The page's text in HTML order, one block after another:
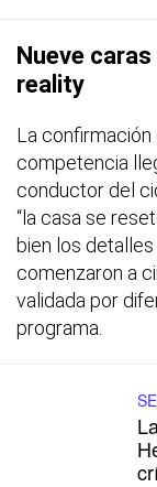
Nueve
reality
La
competencia
conductor del
“la casa se
bien los
comenzaron a
validada por
programa.